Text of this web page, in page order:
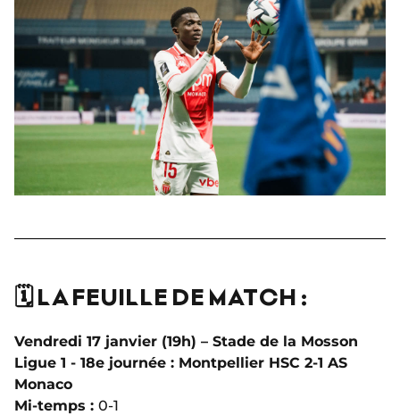
🗓️ LA FEUILLE DE MATCH :
Vendredi 17 janvier (19h) – Stade de la Mosson
Ligue 1 - 18e journée : Montpellier HSC 2-1 AS
Monaco
Mi-temps : 0-1